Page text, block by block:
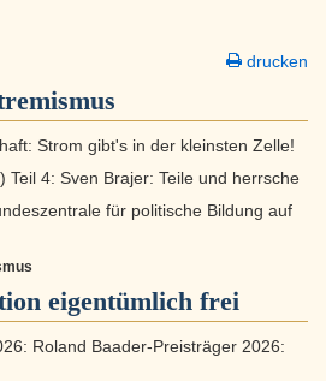
drucken
Strom gibt's in der kleinsten Zelle!
Teil 4: Sven Brajer: Teile und herrsche
für politische Bildung auf
eigentümlich frei
Roland Baader-Preisträger 2026: